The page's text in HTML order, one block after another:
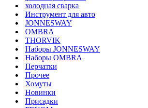
холодная сварка
Инструмент для авто
JONNESWAY
OMBRA
THORVIK
Наборы JONNESWAY
Наборы OMBRA
Перчатки
Прочее
Хомуты
Новинки
Присадки